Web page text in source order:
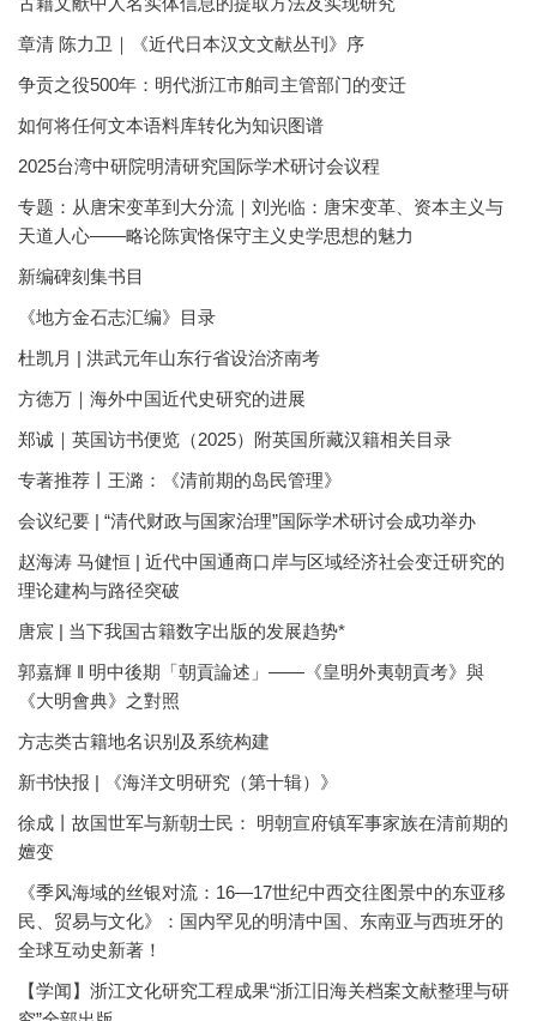
章清 陈力卫｜《近代日本汉文文献丛刊》序
争贡之役500年：明代浙江市舶司主管部门的变迁
如何将任何文本语料库转化为知识图谱
2025台湾中研院明清研究国际学术研讨会议程
专题：从唐宋变革到大分流｜刘光临：唐宋变革、资本主义与
天道人心——略论陈寅恪保守主义史学思想的魅力
新编碑刻集书目
《地方金石志汇编》目录
杜凯月 | 洪武元年山东行省设治济南考
方徳万｜海外中国近代史研究的进展
郑诚｜英国访书便览（2025）附英国所藏汉籍相关目录
专著推荐丨王潞：《清前期的岛民管理》
会议纪要 | “清代财政与国家治理”国际学术研讨会成功举办
赵海涛 马健恒 | 近代中国通商口岸与区域经济社会变迁研究的
理论建构与路径突破
唐宸 | 当下我国古籍数字出版的发展趋势*
郭嘉輝 ‖ 明中後期「朝貢論述」——《皇明外夷朝貢考》與
《大明會典》之對照
方志类古籍地名识别及系统构建
新书快报 | 《海洋文明研究（第十辑）》
徐成丨故国世军与新朝士民： 明朝宣府镇军事家族在清前期的
嬗变
《季风海域的丝银对流：16—17世纪中西交往图景中的东亚移
民、贸易与文化》：国内罕见的明清中国、东南亚与西班牙的
全球互动史新著！
【学闻】浙江文化研究工程成果“浙江旧海关档案文献整理与研